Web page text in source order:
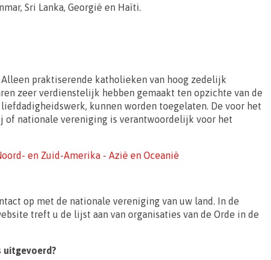
Sri Lanka, Georgië en Haïti.
praktiserende katholieken van hoog zedelijk
zeer verdienstelijk hebben gemaakt ten opzichte van de
kunnen worden toegelaten. De voor het
of nationale vereniging is verantwoordelijk voor het
en Zuid-Amerika - Azië en Oceanië
op met de nationale vereniging van uw land. In de
treft u de lijst aan van organisaties van de Orde in de
uitgevoerd?